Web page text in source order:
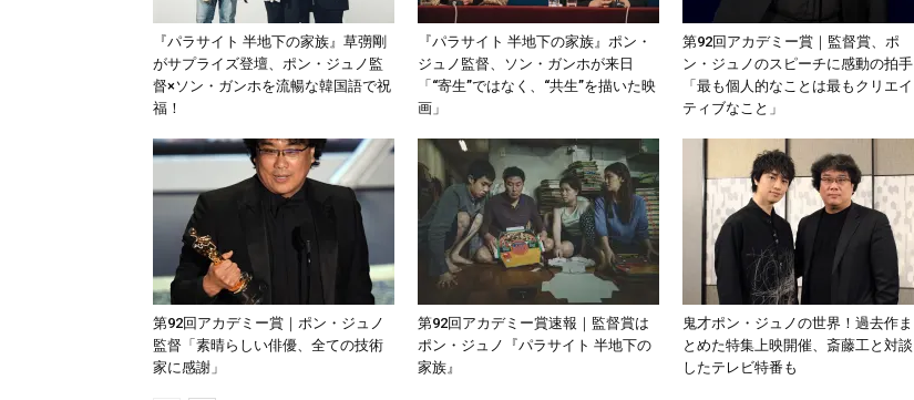
『パラサイト 半地下の家族』草彅剛
がサプライズ登壇、ポン・ジュノ監
督×ソン・ガンホを流暢な韓国語で祝
福！
『パラサイト 半地下の家族』ポン・
ジュノ監督、ソン・ガンホが来日
「“寄生”ではなく、“共生”を描いた映
画」
第92回アカデミー賞｜監督賞、ポ
ン・ジュノのスピーチに感動の拍手
「最も個人的なことは最もクリエイ
ティブなこと」
第92回アカデミー賞｜ポン・ジュノ
監督「素晴らしい俳優、全ての技術
家に感謝」
第92回アカデミー賞速報｜監督賞は
ポン・ジュノ『パラサイト 半地下の
家族』
鬼才ポン・ジュノの世界！過去作ま
とめた特集上映開催、斎藤工と対談
したテレビ特番も